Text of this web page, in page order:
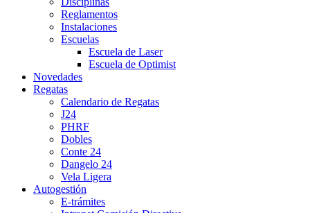
Reglamentos
Instalaciones
Escuelas
Escuela de Laser
Escuela de Optimist​
Novedades
Regatas
Calendario de Regatas
J24
PHRF
Dobles
Conte 24
Dangelo 24
Vela Ligera
Autogestión
E-trámites